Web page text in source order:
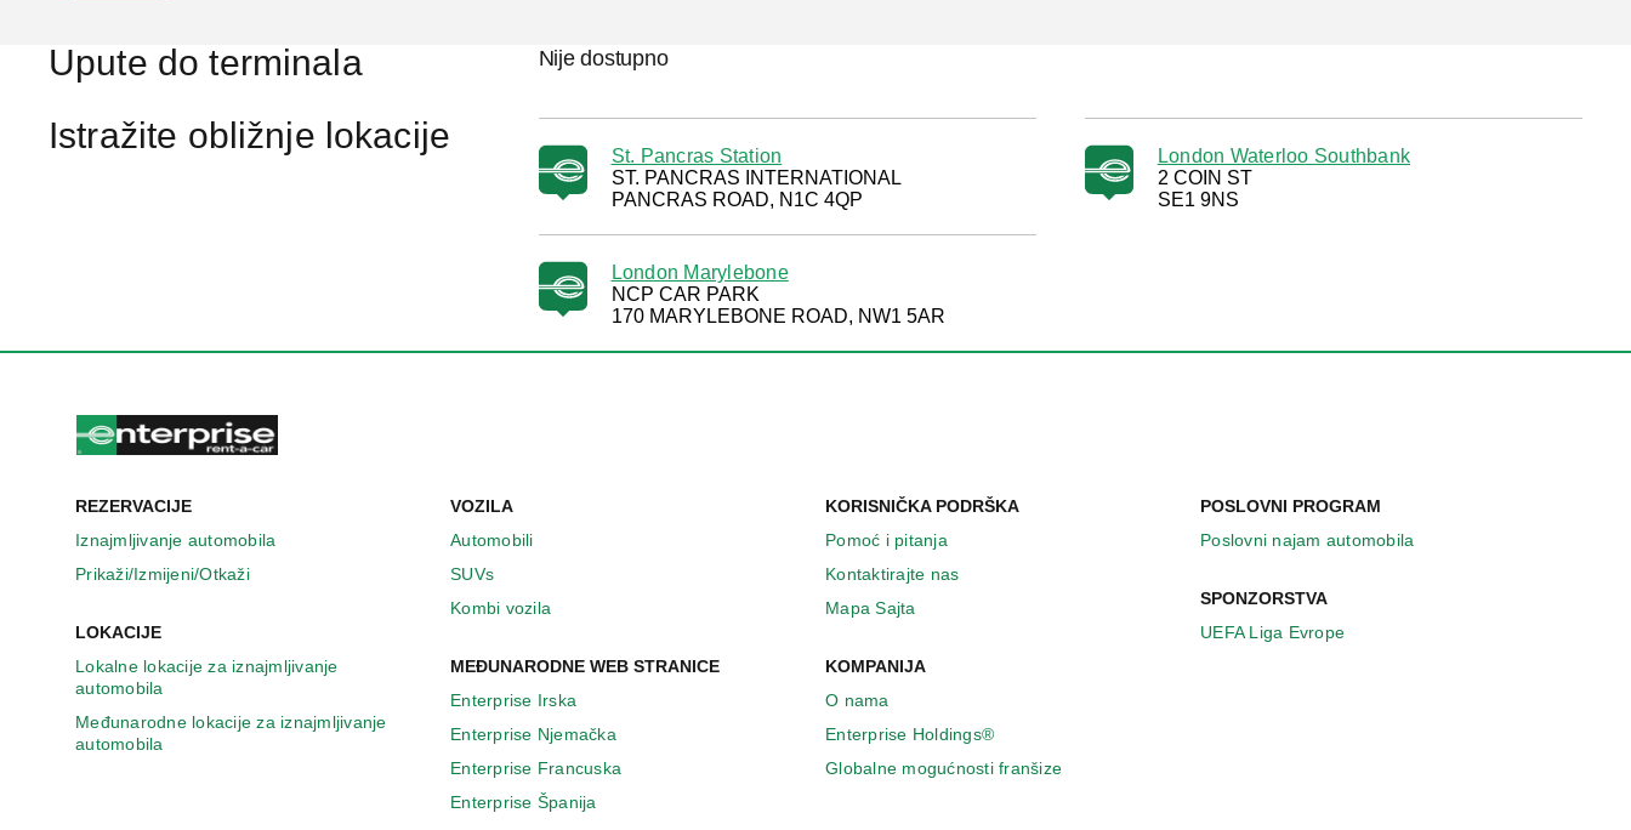
s
o
t
p
r
o
o
r
Upute do terminala Nije dostupno
Istražite obližnje lokacije
St. Pancras Station
ST. PANCRAS INTERNATIONAL
PANCRAS ROAD, N1C 4QP
London Waterloo Southbank
2 COIN ST
SE1 9NS
London Marylebone
NCP CAR PARK
170 MARYLEBONE ROAD, NW1 5AR
REZERVACIJE
Iznajmljivanje automobila
Prikaži/Izmijeni/Otkaži
LOKACIJE
Lokalne lokacije za iznajmljivanje
automobila
Međunarodne lokacije za iznajmljivanje
automobila
VOZILA
Automobili
SUVs
Kombi vozila
MEĐUNARODNE WEB STRANICE
Enterprise Irska
Enterprise Njemačka
Enterprise Francuska
Enterprise Španija
KORISNIČKA PODRŠKA
Pomoć i pitanja
Kontaktirajte nas
Mapa Sajta
KOMPANIJA
O nama
Enterprise Holdings®
Globalne mogućnosti franšize
POSLOVNI PROGRAM
Poslovni najam automobila
SPONZORSTVA
UEFA Liga Evrope